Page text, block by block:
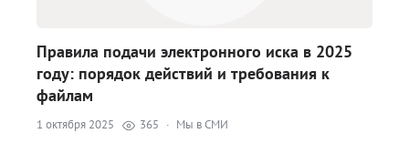
Правила подачи электронного иска в 2025
году: порядок действий и требования к
файлам
1 октября 2025 365 · Мы в СМИ